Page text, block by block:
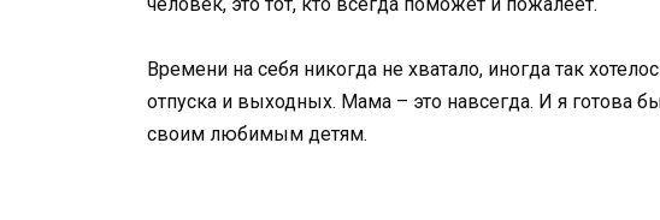
Времени на себя никогда не хватало, иногда так
отпуска и выходных. Мама – это навсегда. И я готова
своим любимым детям.